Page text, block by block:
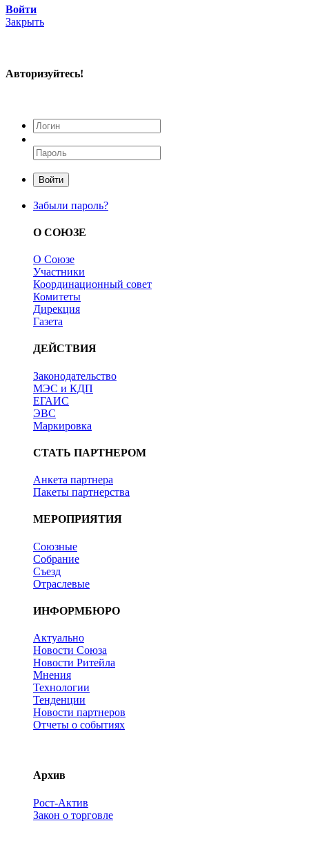
Войти
Закрыть
Авторизуйтесь!
Войти
Забыли пароль?
О СОЮЗЕ
О Союзе
Участники
Координационный совет
Комитеты
Дирекция
Газета
ДЕЙСТВИЯ
Законодательство
МЭС и КДП
ЕГАИС
ЭВС
Маркировка
СТАТЬ ПАРТНЕРОМ
Анкета партнера
Пакеты партнерства
МЕРОПРИЯТИЯ
Союзные
Собрание
Съезд
Отраслевые
ИНФОРМБЮРО
Актуально
Новости Союза
Новости Ритейла
Мнения
Технологии
Тенденции
Новости партнеров
Отчеты о событиях
Архив
Рост-Актив
Закон о торговле